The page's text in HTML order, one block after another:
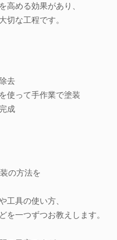
高める効果があり、
切な工程です。
去
使って手作業で塗装
成
の方法を
工具の使い方、
を一つずつお教えします。